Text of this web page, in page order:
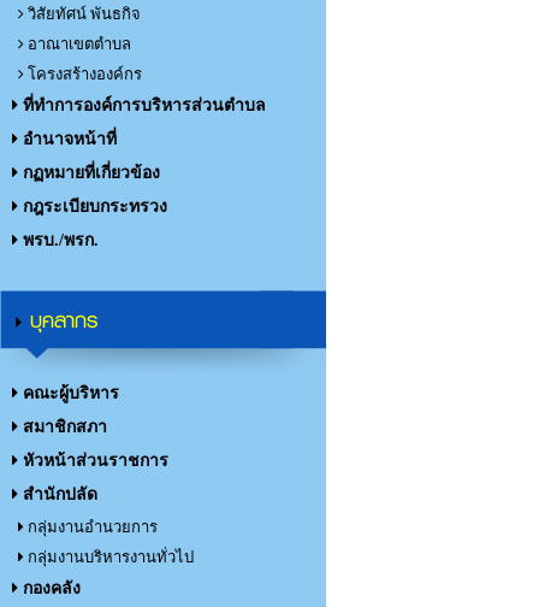
วิสัยทัศน์ พันธกิจ
อาณาเขตตำบล
โครงสร้างองค์กร
ที่ทำการองค์การบริหารส่วนตำบล
อำนาจหน้าที่
กฏหมายที่เกี่ยวข้อง
กฎระเบียบกระทรวง
พรบ./พรก.
บุคลากร
คณะผู้บริหาร
สมาชิกสภา
หัวหน้าส่วนราชการ
สำนักปลัด
กลุ่มงานอำนวยการ
กลุ่มงานบริหารงานทั่วไป
กองคลัง